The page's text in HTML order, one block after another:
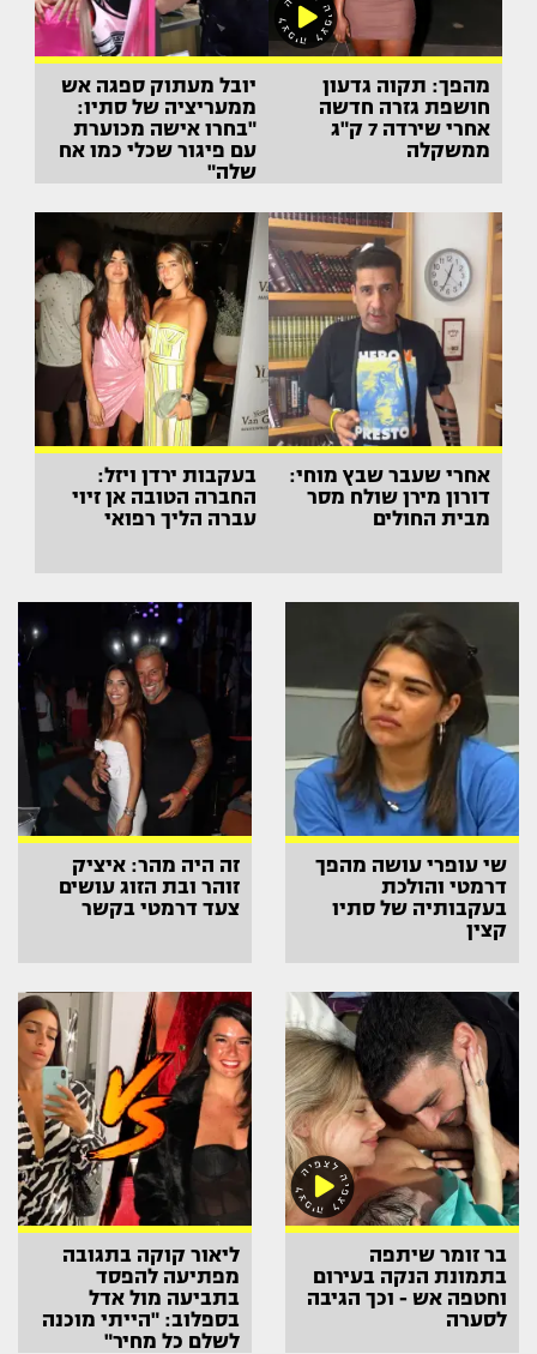
מהפך: תקוה גדעון
חושפת גזרה חדשה
אחרי שירדה 7 ק"ג
ממשקלה
יובל מעתוק ספגה אש
ממעריציה של סתיו:
"בחרו אישה מכוערת
עם פיגור שכלי כמו אח
שלה"
אחרי שעבר שבץ מוחי:
דורון מירן שולח מסר
מבית החולים
בעקבות ירדן ויזל:
החברה הטובה אן זיוי
עברה הליך רפואי
שי עופרי עושה מהפך
דרמטי והולכת
בעקבותיה של סתיו
קצין
זה היה מהר: איציק
זוהר ובת הזוג עושים
צעד דרמטי בקשר
בר זומר שיתפה
בתמונת הנקה בעירום
וחטפה אש - וכך הגיבה
לסערה
ליאור קוקה בתגובה
מפתיעה להפסד
בתביעה מול אדל
בספלוב: "הייתי מוכנה
לשלם כל מחיר"